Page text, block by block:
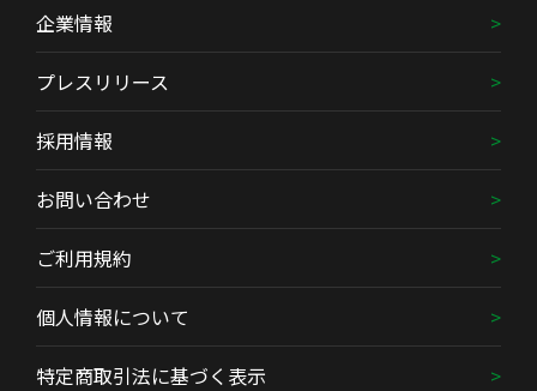
企業情報
プレスリリース
採用情報
お問い合わせ
ご利用規約
個人情報について
特定商取引法に基づく表示